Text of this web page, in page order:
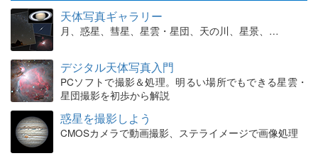
天体写真ギャラリー
月、惑星、彗星、星雲・星団、天の川、星景、…
デジタル天体写真入門
PCソフトで撮影＆処理。明るい場所でもできる星雲・
星団撮影を初歩から解説
惑星を撮影しよう
CMOSカメラで動画撮影、ステライメージで画像処理